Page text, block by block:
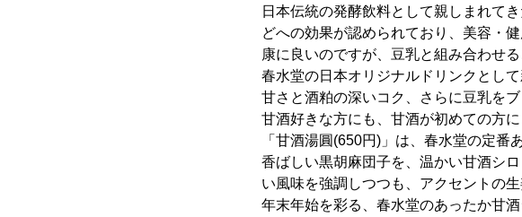
日本伝統の発酵飲料として親しまれて
どへの効果が認められており、美容・
康に良いのですが、豆乳と組み合わせ
春水堂の日本オリジナルドリンクとし
甘さと酒粕の深いコク、さらに豆乳を
甘酒好きな方にも、甘酒が初めての方
「甘酒湯圓(650円)」は、春水堂の定番
香ばしい黒胡麻団子を、温かい甘酒シ
い風味を強調しつつも、アクセントの
年末年始を彩る、春水堂のあったか甘